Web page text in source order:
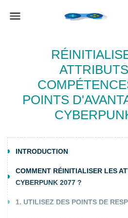
POINTS
INTRODUCTION
COMMENT RÉINITIALISER LES
CYBERPUNK 2077 ?
1. UTILISEZ DES POINTS DE